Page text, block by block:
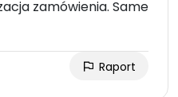
zamówienia. Same
Raport